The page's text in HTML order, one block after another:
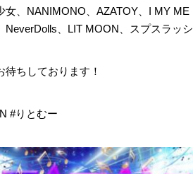
女、NANIMONO、AZATOY、I MY
NeverDolls、LIT MOON、スプスラッ
待ちしております！
#りとむー